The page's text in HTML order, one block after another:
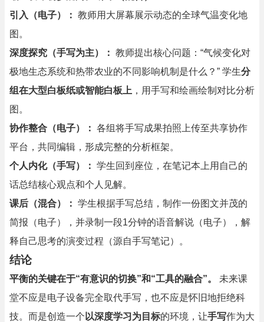
引入（电子）： 教师用大屏幕展示动态的全球气温变化地
图。
深度探究（手写为主）： 教师提出核心问题：“气候变化对
极地生态系统和热带农业的不同影响机制是什么？” 学生分
组在大型白板纸或智能白板上 ，用手写和绘画绘制对比分析
图。
协作整合（电子）： 各组将手写成果拍照上传至共享协作
平台，共同编辑，形成完整的分析框架。
个人内化（手写）： 学生回到座位，在笔记本上用自己的
话总结核心观点和个人见解。
课后（混合）： 学生根据手写总结，制作一份图文并茂的
简报（电子），并录制一段1分钟的语音解说（电子），解
释自己思考的演变过程（源自手写笔记）。
结论
平衡的关键在于“有意识的切换”和“工具的融合”。
未来课
堂不应是电子设备完全取代手写，也不应是怀旧地拒绝科
技。而是创造一个 以深度学习为目标的环境，让手写作为大